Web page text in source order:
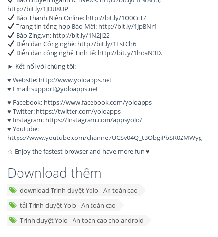
http://bit.ly/1JDU8UP
Báo Thanh Niên Online: http://bit.ly/1O0CcTZ
Trang tin tổng hợp Báo Mới: http://bit.ly/1JpBNr1
Báo Zing.vn: http://bit.ly/1N2ji22
Diễn đàn Công nghệ: http://bit.ly/1EstCh6
Diễn đàn công nghệ Tinh tế: http://bit.ly/1hoaN3D.
► Kết nối với chúng tôi:
♥ Website: http://www.yoloapps.net
♥ Email:support@yoloapps.net
♥ Facebook: https://www.facebook.com/yoloapps
♥ Twitter: https://twitter.com/yoloapps
♥ Instagram: https://instagram.com/appsyolo/
♥ Youtube:
https://www.youtube.com/channel/UCSv04Q_tBObgiPbSR0ZMWyg
☆ Enjoy the fastest browser and have more fun ♥
Download thêm
download Trình duyệt Yolo - An toàn cao
tải Trình duyệt Yolo - An toàn cao
Trình duyệt Yolo - An toàn cao cho android